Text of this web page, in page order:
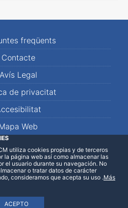
freqüents
Contacte
Avís Legal
de privacitat
Web
utiliza cookies propias y de terceros
la página web así como almacenar las
el usuario durante su navegación. No
o tratar datos de carácter
consideramos que acepta su uso
ACEPTO
.Más